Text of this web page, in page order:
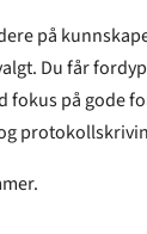
på
Du får
fokus på gode